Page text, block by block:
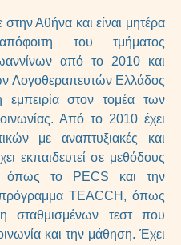
Αθήνα και είναι μητέρα
του τμήματος
από τo 2010 και
Λογοθεραπευτών Ελλάδος
εμπειρία στον τομέα των
Από το 2010 έχει
με αναπτυξιακές και
εκπαιδευτεί σε μεθόδους
όπως το PECS και την
TEACCH, όπως
σταθμισμένων τεστ που
και την μάθηση. Έχει